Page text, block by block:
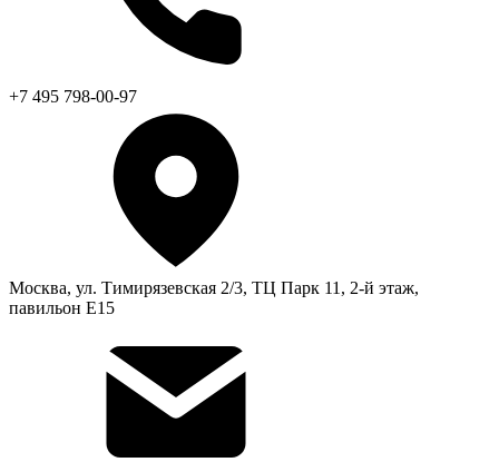
+7 495 798-00-97
Москва, ул. Тимирязевская 2/3, ТЦ Парк 11, 2-й этаж,
павильон Е15